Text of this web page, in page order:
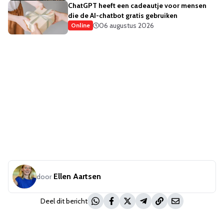
ChatGPT heeft een cadeautje voor mensen
die de AI-chatbot gratis gebruiken
Online 06 augustus 2026
door Ellen Aartsen
Deel dit bericht